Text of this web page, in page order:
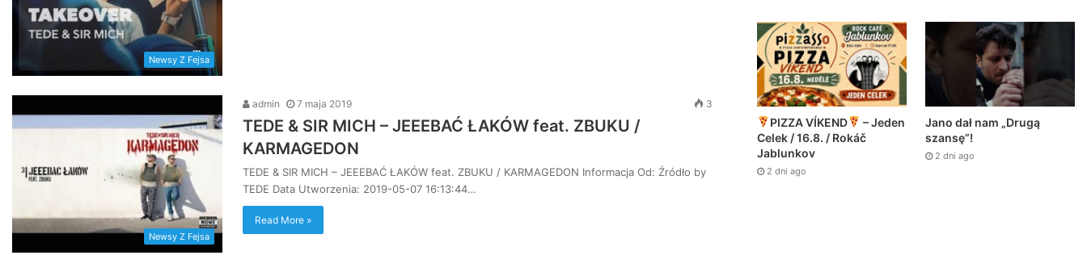
Newsy Z Fejsa
Newsy Z Fejsa
admin 7 maja 2019 3
TEDE & SIR MICH – JEEEBAĆ ŁAKÓW feat. ZBUKU /
KARMAGEDON
TEDE & SIR MICH – JEEEBAĆ ŁAKÓW feat. ZBUKU / KARMAGEDON Informacja Od: Źródło by
TEDE Data Utworzenia: 2019-05-07 16:13:44…
Read More »
PIZZA VÍKEND
– Jeden
Celek / 16.8. / Rokáč
Jablunkov
2 dni ago
Jano dał nam „Drugą
szansę”!
2 dni ago